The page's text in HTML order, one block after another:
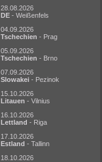
28.08.2026
DE - Weißenfels
04.09.2026
Tschechien - Prag
05.09.2026
Tschechien - Brno
07.09.2026
Slowakei - Pezinok
15.10.2026
Litauen - Vilnius
16.10.2026
Lettland - Riga
17.10.2026
Estland - Tallinn
18.10.2026